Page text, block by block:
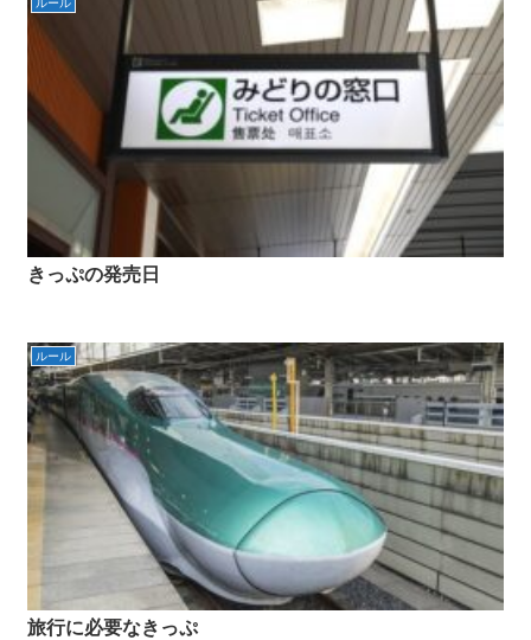
きっぷの発売日
ルール
旅行に必要なきっぷ